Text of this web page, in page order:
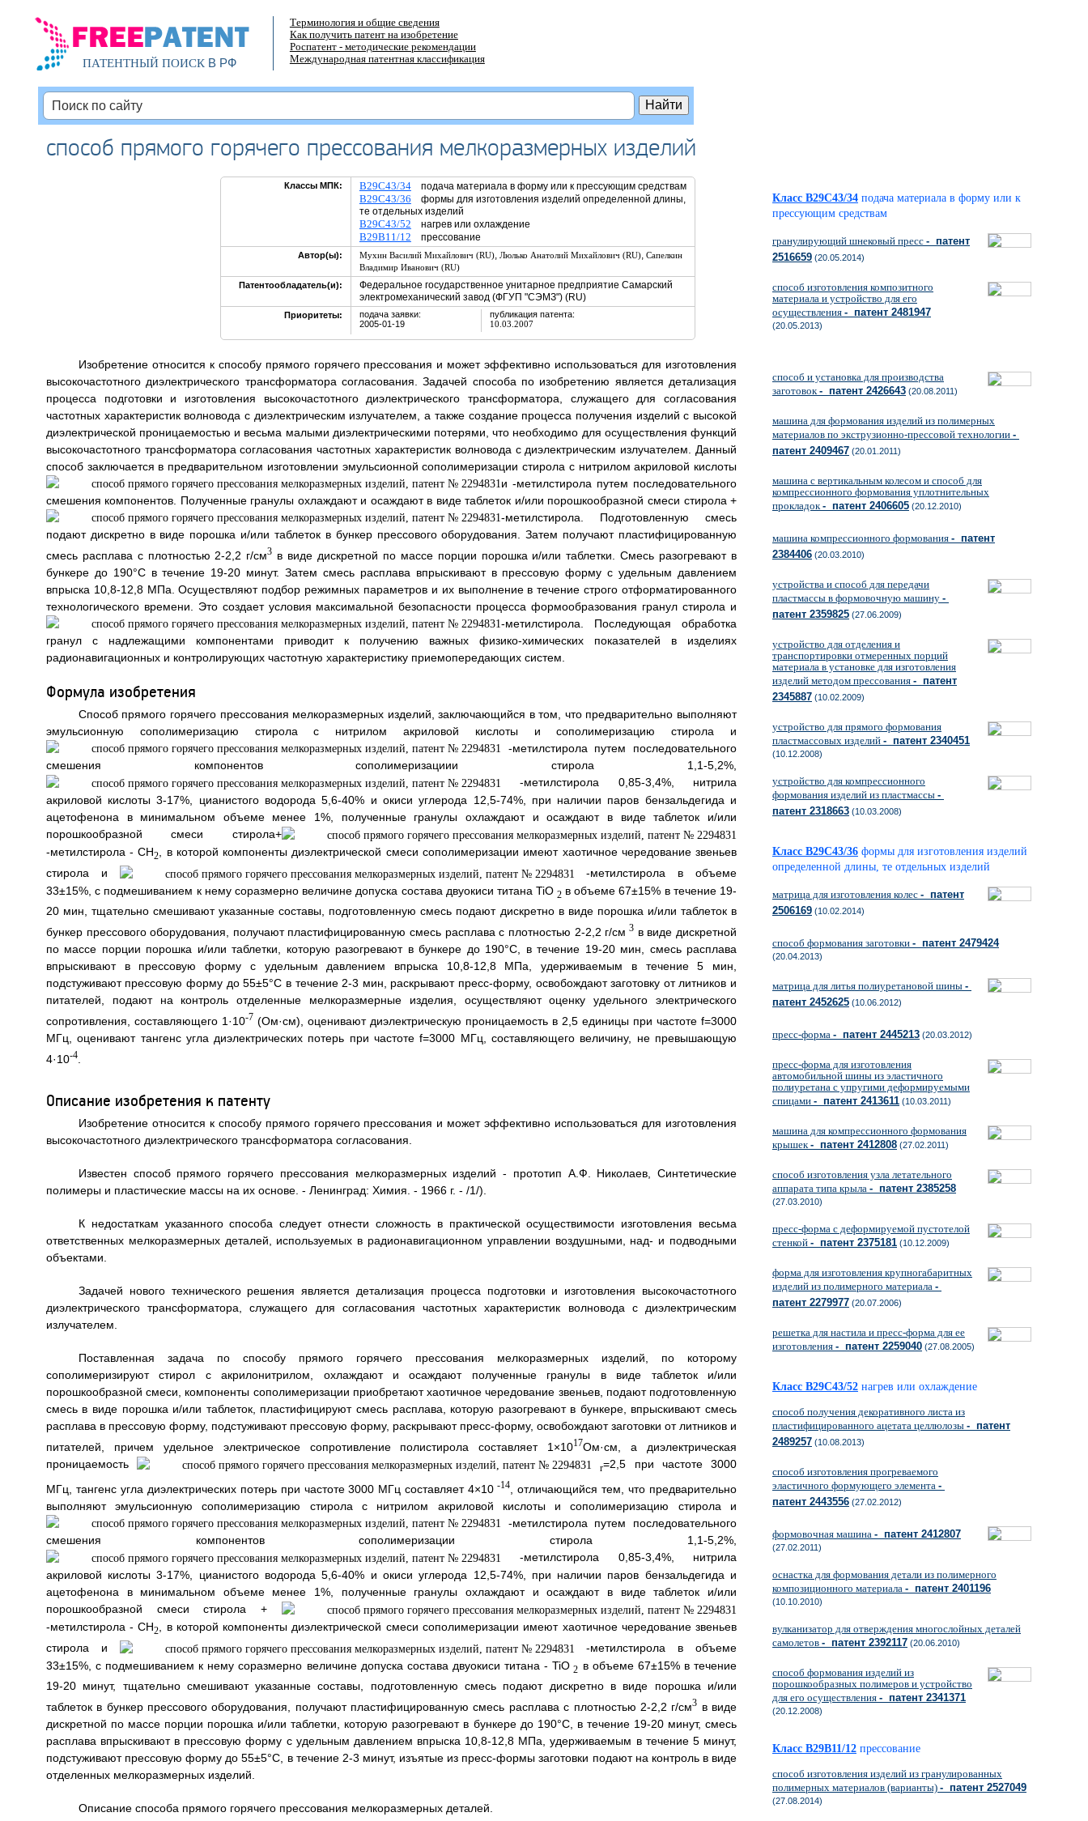
ПАТЕНТНЫЙ ПОИСКВ РФ
Терминология и общие сведения
Как получить патент на изобретение
Роспатент - методические рекомендации
Международная патентная классификация
способ прямого горячего прессования мелкоразмерных изделий
Классы МПК: B29C43/34подача материала в форму или к прессующим средствам
B29C43/36 формы для изготовления изделий определенной длины,
те отдельных изделий
B29C43/52 нагрев или охлаждение
B29B11/12 прессование
Автор(ы): Мухин Василий Михайлович (RU), Люлько Анатолий Михайлович (RU), Сапелкин
Владимир Иванович (RU)
Патентообладатель(и):
Федеральное государственное унитарное предприятие Самарский
электромеханический завод (ФГУП "СЭМЗ") (RU)
Приоритеты:
подача заявки:
2005-01-19
публикация патента:
10.03.2007
Изобретение относится к способу прямого горячего прессования и может эффективно использоваться для изготовления
высокочастотного диэлектрического трансформатора согласования. Задачей способа по изобретению является детализация
процесса подготовки и изготовления высокочастотного диэлектрического трансформатора, служащего для согласования
частотных характеристик волновода с диэлектрическим излучателем, а также создание процесса получения изделий с высокой
диэлектрической проницаемостью и весьма малыми диэлектрическими потерями, что необходимо для осуществления функций
высокочастотного трансформатора согласования частотных характеристик волновода с диэлектрическим излучателем. Данный
способ заключается в предварительном изготовлении эмульсионной сополимеризации стирола с нитрилом акриловой кислоты
и -метилстирола путем последовательного
смешения компонентов. Полученные гранулы охлаждают и осаждают в виде таблеток и/или порошкообразной смеси стирола +
-метилстирола. Подготовленную смесь
подают дискретно в виде порошка и/или таблеток в бункер прессового оборудования. Затем получают пластифицированную
смесь расплава с плотностью 2-2,2 г/см3 в виде дискретной по массе порции порошка и/или таблетки. Смесь разогревают в
бункере до 190°С в течение 19-20 минут. Затем смесь расплава впрыскивают в прессовую форму с удельным давлением
впрыска 10,8-12,8 МПа. Осуществляют подбор режимных параметров и их выполнение в течение строго отформатированного
технологического времени. Это создает условия максимальной безопасности процесса формообразования гранул стирола и
-метилстирола. Последующая обработка
гранул с надлежащими компонентами приводит к получению важных физико-химических показателей в изделиях
радионавигационных и контролирующих частотную характеристику приемопередающих систем.
Формула изобретения
Способ прямого горячего прессования мелкоразмерных изделий, заключающийся в том, что предварительно выполняют
эмульсионную сополимеризацию стирола с нитрилом акриловой кислоты и сополимеризацию стирола и
-метилстирола путем последовательного
смешения компонентов сополимеризациии стирола 1,1-5,2%,
-метилстирола 0,85-3,4%, нитрила
акриловой кислоты 3-17%, цианистого водорода 5,6-40% и окиси углерода 12,5-74%, при наличии паров бензальдегида и
ацетофенона в минимальном объеме менее 1%, полученные гранулы охлаждают и осаждают в виде таблеток и/или
порошкообразной смеси стирола+
-метилстирола - СН2
, в которой компоненты диэлектрической смеси сополимеризации имеют хаотичное чередование звеньев
стирола и
-метилстирола в объеме
33±15%, с подмешиванием к нему соразмерно величине допуска состава двуокиси титана TiO 2в объеме 67±15% в течение 19-
20 мин, тщательно смешивают указанные составы, подготовленную смесь подают дискретно в виде порошка и/или таблеток в
бункер прессового оборудования, получают пластифицированную смесь расплава с плотностью 2-2,2 г/см 3 в виде дискретной
по массе порции порошка и/или таблетки, которую разогревают в бункере до 190°С, в течение 19-20 мин, смесь расплава
впрыскивают в прессовую форму с удельным давлением впрыска 10,8-12,8 МПа, удерживаемым в течение 5 мин,
подстуживают прессовую форму до 55±5°С в течение 2-3 мин, раскрывают пресс-форму, освобождают заготовку от литников и
питателей, подают на контроль отделенные мелкоразмерные изделия, осуществляют оценку удельного электрического
сопротивления, составляющего 1·10-7 (Ом·см), оценивают диэлектрическую проницаемость в 2,5 единицы при частоте f=3000
МГц, оценивают тангенс угла диэлектрических потерь при частоте f=3000 МГц, составляющего величину, не превышающую
4·10-4.
Описание изобретения к патенту
Изобретение относится к способу прямого горячего прессования и может эффективно использоваться для изготовления
высокочастотного диэлектрического трансформатора согласования.
Известен способ прямого горячего прессования мелкоразмерных изделий - прототип А.Ф. Николаев, Синтетические
полимеры и пластические массы на их основе. - Ленинград: Химия. - 1966 г. - /1/).
К недостаткам указанного способа следует отнести сложность в практической осуществимости изготовления весьма
ответственных мелкоразмерных деталей, используемых в радионавигационном управлении воздушными, над- и подводными
объектами.
Задачей нового технического решения является детализация процесса подготовки и изготовления высокочастотного
диэлектрического трансформатора, служащего для согласования частотных характеристик волновода с диэлектрическим
излучателем.
Поставленная задача по способу прямого горячего прессования мелкоразмерных изделий, по которому
сополимеризируют стирол с акрилонитрилом, охлаждают и осаждают полученные гранулы в виде таблеток и/или
порошкообразной смеси, компоненты сополимеризации приобретают хаотичное чередование звеньев, подают подготовленную
смесь в виде порошка и/или таблеток, пластифицируют смесь расплава, которую разогревают в бункере, впрыскивают смесь
расплава в прессовую форму, подстуживают прессовую форму, раскрывают пресс-форму, освобождают заготовки от литников и
питателей, причем удельное электрическое сопротивление полистирола составляет 1×1017Ом·см, а диэлектрическая
проницаемость
r=2,5 при частоте 3000
МГц, тангенс угла диэлектрических потерь при частоте 3000 МГц составляет 4×10 -14
, отличающийся тем, что предварительно
выполняют эмульсионную сополимеризацию стирола с нитрилом акриловой кислоты и сополимеризацию стирола и
-метилстирола путем последовательного
смешения компонентов сополимеризации стирола 1,1-5,2%,
-метилстирола 0,85-3,4%, нитрила
акриловой кислоты 3-17%, цианистого водорода 5,6-40% и окиси углерода 12,5-74%, при наличии паров бензальдегида и
ацетофенона в минимальном объеме менее 1%, полученные гранулы охлаждают и осаждают в виде таблеток и/или
порошкообразной смеси стирола +
-метилстирола - СН2
, в которой компоненты диэлектрической смеси сополимеризации имеют хаотичное чередование звеньев
стирола и
-метилстирола в объеме
33±15%, с подмешиванием к нему соразмерно величине допуска состава двуокиси титана - TiO 2 в объеме 67±15% в течение
19-20 минут, тщательно смешивают указанные составы, подготовленную смесь подают дискретно в виде порошка и/или
таблеток в бункер прессового оборудования, получают пластифицированную смесь расплава с плотностью 2-2,2 г/см3 в виде
дискретной по массе порции порошка и/или таблетки, которую разогревают в бункере до 190°С, в течение 19-20 минут, смесь
расплава впрыскивают в прессовую форму с удельным давлением впрыска 10,8-12,8 МПа, удерживаемым в течение 5 минут,
подстуживают прессовую форму до 55±5°С, в течение 2-3 минут, изъятые из пресс-формы заготовки подают на контроль в виде
отделенных мелкоразмерных изделий.
Описание способа прямого горячего прессования мелкоразмерных деталей.
Класс B29C43/34 подача материала в форму или к
прессующим средствам
гранулирующий шнековый пресс - патент
2516659 (20.05.2014)
способ изготовления композитного
материала и устройство для его
осуществления - патент 2481947
(20.05.2013)
способ и установка для производства
заготовок- патент 2426643 (20.08.2011)
машина для формования изделий из полимерных
материалов по экструзионно-прессовой технологии -
патент 2409467 (20.01.2011)
машина с вертикальным колесом и способ для
компрессионного формования уплотнительных
прокладок- патент 2406605 (20.12.2010)
машина компрессионного формования - патент
2384406 (20.03.2010)
устройства и способ для передачи
пластмассы в формовочную машину -
патент 2359825 (27.06.2009)
устройство для отделения и
транспортировки отмеренных порций
материала в установке для изготовления
изделий методом прессования - патент
2345887 (10.02.2009)
устройство для прямого формования
пластмассовых изделий - патент 2340451
(10.12.2008)
устройство для компрессионного
формования изделий из пластмассы -
патент 2318663 (10.03.2008)
Класс B29C43/36 формы для изготовления изделий
определенной длины, те отдельных изделий
матрица для изготовления колес - патент
2506169 (10.02.2014)
способ формования заготовки - патент 2479424
(20.04.2013)
матрица для литья полиуретановой шины -
патент 2452625 (10.06.2012)
пресс-форма - патент 2445213 (20.03.2012)
пресс-форма для изготовления
автомобильной шины из эластичного
полиуретана с упругими деформируемыми
спицами - патент 2413611 (10.03.2011)
машина для компрессионного формования
крышек- патент 2412808 (27.02.2011)
способ изготовления узла летательного
аппарата типа крыла - патент 2385258
(27.03.2010)
пресс-форма с деформируемой пустотелой
стенкой - патент 2375181 (10.12.2009)
форма для изготовления крупногабаритных
изделий из полимерного материала -
патент 2279977 (20.07.2006)
решетка для настила и пресс-форма для ее
изготовления - патент 2259040 (27.08.2005)
Класс B29C43/52 нагрев или охлаждение
способ получения декоративного листа из
пластифицированного ацетата целлюлозы - патент
2489257 (10.08.2013)
способ изготовления прогреваемого
эластичного формующего элемента -
патент 2443556 (27.02.2012)
формовочная машина - патент 2412807
(27.02.2011)
оснастка для формования детали из полимерного
композиционного материала - патент 2401196
(10.10.2010)
вулканизатор для отверждения многослойных деталей
самолетов - патент 2392117 (20.06.2010)
способ формования изделий из
порошкообразных полимеров и устройство
для его осуществления - патент 2341371
(20.12.2008)
Класс B29B11/12 прессование
способ изготовления изделий из гранулированных
полимерных материалов (варианты) - патент 2527049
(27.08.2014)